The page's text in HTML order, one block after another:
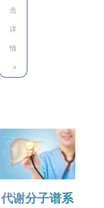
击
详
情
>
代谢分子谱系